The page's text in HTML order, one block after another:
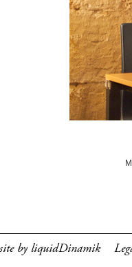
by liquidDinamik